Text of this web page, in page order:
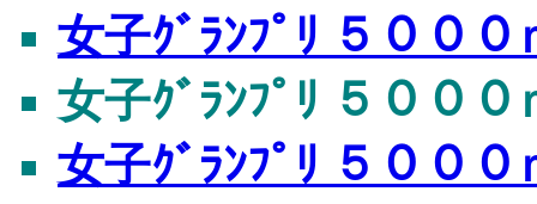
女子ｸﾞﾗﾝﾌﾟﾘ ５０００
女子ｸﾞﾗﾝﾌﾟﾘ ５０００
女子ｸﾞﾗﾝﾌﾟﾘ ５０００